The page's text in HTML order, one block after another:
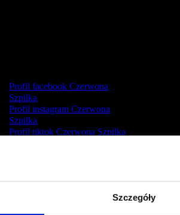
Szczegóły
Profil facebook Czerwona
Szpilka
Profil instagram Czerwona
Szpilka
Profil tiktok Czerwona Szpilka